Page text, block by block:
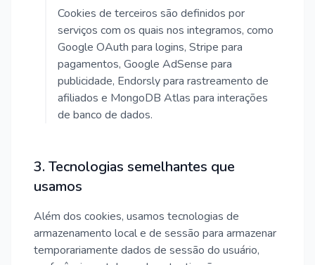
Cookies de terceiros são definidos por
serviços com os quais nos integramos, como
Google OAuth para logins, Stripe para
pagamentos, Google AdSense para
publicidade, Endorsly para rastreamento de
afiliados e MongoDB Atlas para interações
de banco de dados.
3. Tecnologias semelhantes que
usamos
Além dos cookies, usamos tecnologias de
armazenamento local e de sessão para armazenar
temporariamente dados de sessão do usuário,